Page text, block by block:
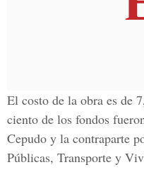
El costo de la obra es de
ciento de los fondos
Cepudo y la contraparte
Públicas, Transporte y